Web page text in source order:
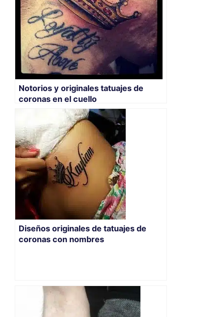
Notorios y originales tatuajes de
coronas en el cuello
Diseños originales de tatuajes de
coronas con nombres